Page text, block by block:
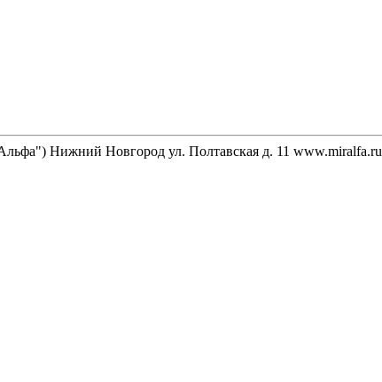
Нижний Новгород ул. Полтавская д. 11 www.miralfa.ru